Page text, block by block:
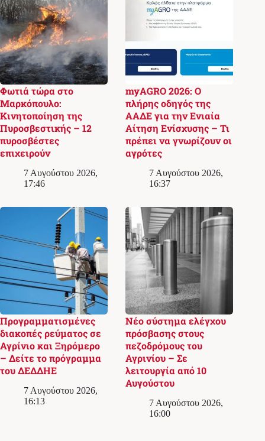
Φωτιά τώρα στο
Μαρκόπουλο:
Κινητοποίηση της
Πυροσβεστικής – 12
πυροσβέστες
επιχειρούν
7 Αυγούστου 2026,
17:46
myAGRO 2026: Ο
πλήρης οδηγός της
ΑΑΔΕ για την Ενιαία
Αίτηση Ενίσχυσης – Τι
πρέπει να γνωρίζουν οι
αγρότες
7 Αυγούστου 2026,
16:37
Προγραμματισμένες
διακοπές ρεύματος σε
Αγρίνιο και Ξηρόμερο
– Δείτε το πρόγραμμα
του ΔΕΔΔΗΕ
7 Αυγούστου 2026,
16:13
Νέο σύστημα ελέγχου
πρόσβασης στους
πεζοδρόμους του
Αγρινίου – Σε
λειτουργία από 10
Αυγούστου
7 Αυγούστου 2026,
16:00